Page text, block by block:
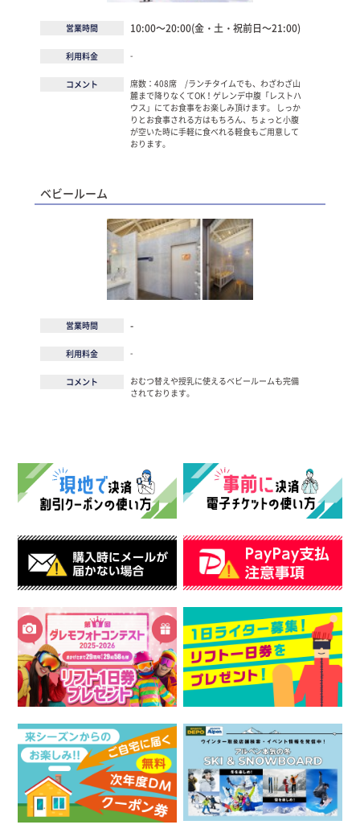
営業時間 10:00～20:00(金・土・祝前日～21:00)
利用料金 -
コメント
席数：408席 /ランチタイムでも、わざわざ山
麓まで降りなくてOK！ゲレンデ中腹「レストハ
ウス」にてお食事をお楽しみ頂けます。 しっか
りとお食事される方はもちろん、ちょっと小腹
が空いた時に手軽に食べれる軽食もご用意して
おります。
ベビールーム
営業時間 -
利用料金 -
コメント
おむつ替えや授乳に使えるベビールームも完備
されております。